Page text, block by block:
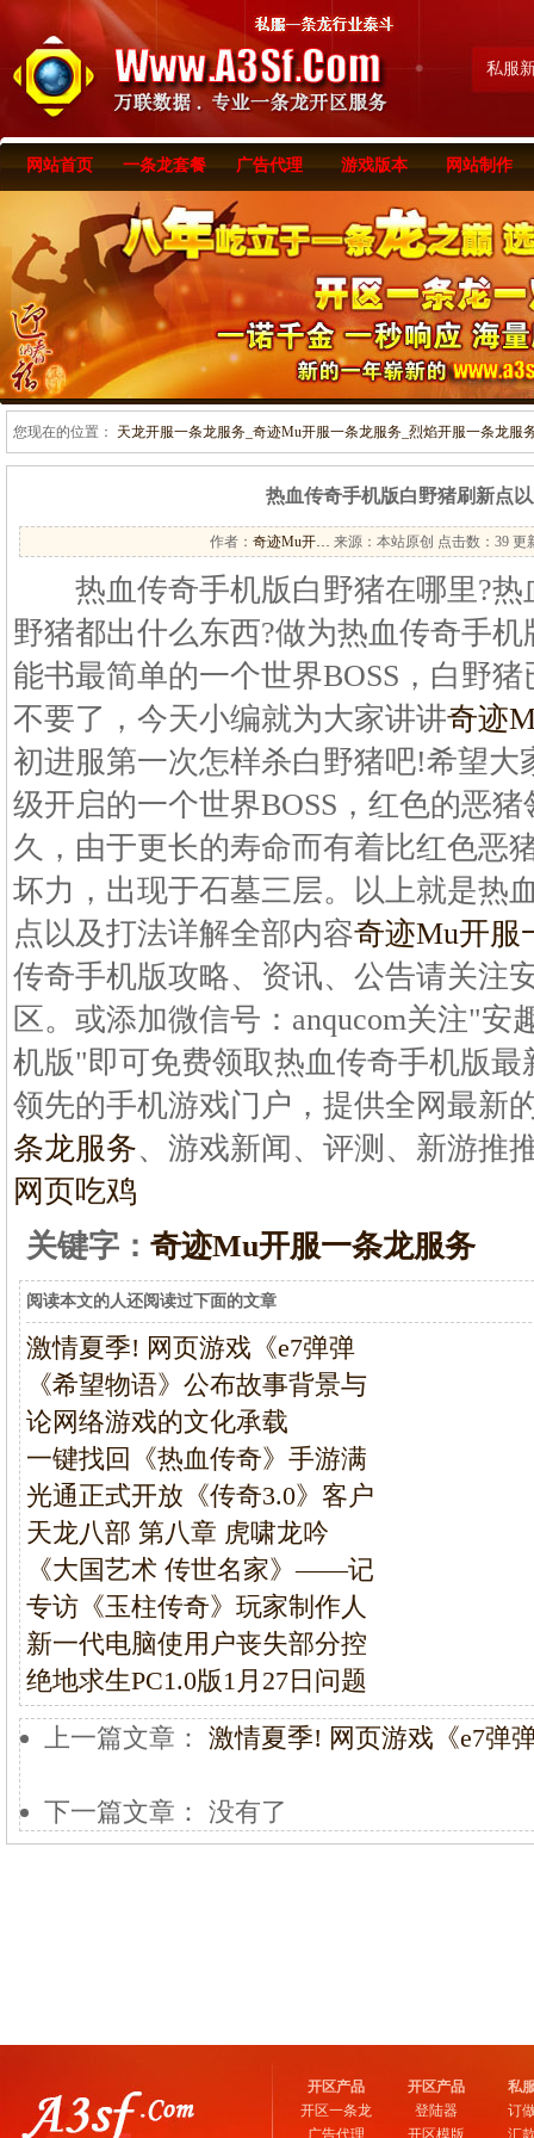
私服
网站首页 一条龙套餐 广告代理 游戏版本 网站制作
您现在的位置： 天龙开服一条龙服务_奇迹Mu开服一条龙服务_烈焰开服一条龙服
热血传奇手机版白野猪刷新点
作者： 奇迹Mu开… 来源：本站原创 点击数： 39 更
热血传奇手机版白野猪在哪里?热
野猪都出什么东西?做为热血传奇手机
能书最简单的一个世界BOSS，白野
不要了，今天小编就为大家讲讲奇迹
初进服第一次怎样杀白野猪吧!希望大
级开启的一个世界BOSS，红色的恶
久，由于更长的寿命而有着比红色恶
坏力，出现于石墓三层。以上就是热
点以及打法详解全部内容奇迹Mu开服
传奇手机版攻略、资讯、公告请关注
区。或添加微信号：anqucom关注"
机版"即可免费领取热血传奇手机版
领先的手机游戏门户，提供全网最新
条龙服务、游戏新闻、评测、新游推
网页吃鸡
关键字： 奇迹Mu开服一条龙服务
阅读本文的人还阅读过下面的文章
激情夏季! 网页游戏《e7弹弹
《希望物语》公布故事背景与
论网络游戏的文化承载
一键找回《热血传奇》手游满
光通正式开放《传奇3.0》客户
天龙八部 第八章 虎啸龙吟
《大国艺术 传世名家》——记
专访《玉柱传奇》玩家制作人
新一代电脑使用户丧失部分控
绝地求生PC1.0版1月27日问题
上一篇文章： 激情夏季! 网页游戏《e7弹
下一篇文章： 没有了
开区产品
开区一条龙
广告代理
开区产品
登陆器
开区模版
私
订
汇